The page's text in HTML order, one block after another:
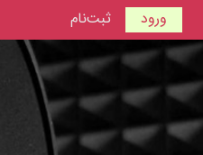
ورود ثبت‌نام